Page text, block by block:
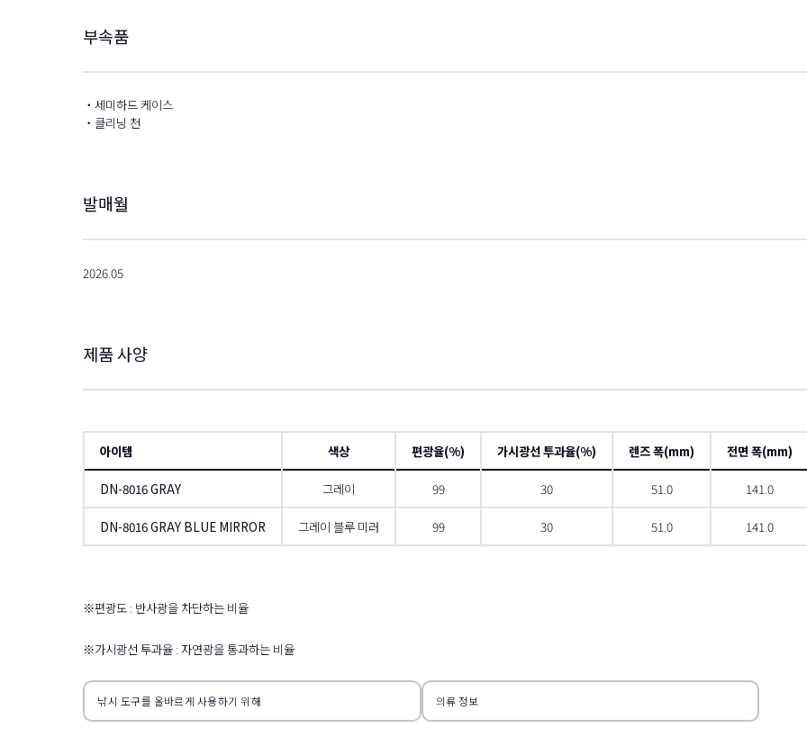
부속품
・세미하드 케이스
・클리닝 천
발매월
2026.05
제품 사양
아이템 색상 편광율(%) 가시광선 투과율(%) 렌즈 폭(mm) 전면 폭(mm)
DN-8016 GRAY 그레이 99 30 51.0 141.0
DN-8016 GRAY BLUE MIRROR 그레이 블루 미러 99 30 51.0
141.0
※편광도 : 반사광을 차단하는 비율
※가시광선 투과율 : 자연광을 통과하는 비율
낚시 도구를 올바르게 사용하기 위해 의류 정보